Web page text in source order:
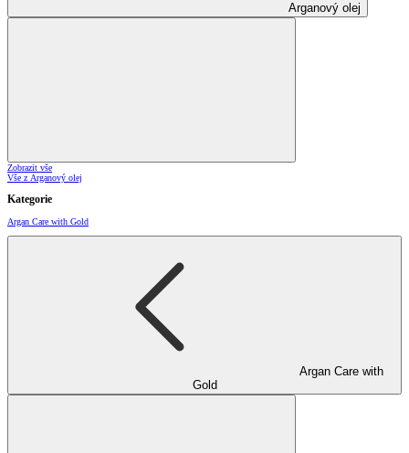
Arganový olej
Zobrazit vše
Vše z Arganový olej
Kategorie
Argan Care with Gold
Argan Care with
Gold